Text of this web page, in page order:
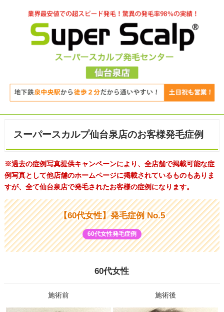
スーパースカルプ仙台泉店のお客様発毛症例
※過去の症例写真提供キャンペーンにより、全店舗で掲載可能な症
例写真として他店舗のホームページに掲載されているものもありま
すが、全て仙台泉店で発毛されたお客様の症例になります。
【60代女性】発毛症例 No.5
60代女性発毛症例
60代女性
施術前 施術後